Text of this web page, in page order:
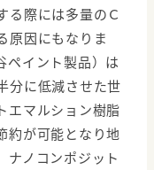
る際には多量のＣ
原因にもなりま
ペイント製品）は
分に低減させた世
エマルション樹脂
約が可能となり地
ナノコンポジット